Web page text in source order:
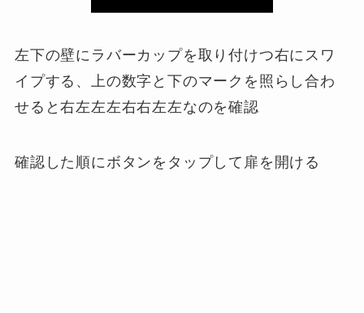
左下の壁にラバーカップを取り付けつ右にスワ
イプする、上の数字と下のマークを照らし合わ
せると右左左左右右左左なのを確認
確認した順にボタンをタップして扉を開ける